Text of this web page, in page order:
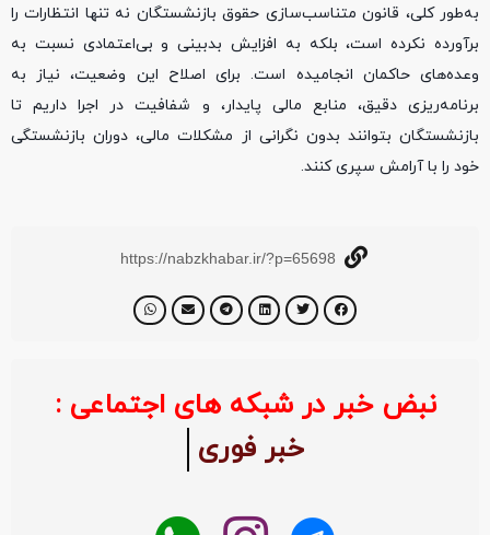
به‌طور کلی، قانون متناسب‌سازی حقوق بازنشستگان نه تنها انتظارات را
برآورده نکرده است، بلکه به افزایش بدبینی و بی‌اعتمادی نسبت به
وعده‌های حاکمان انجامیده است. برای اصلاح این وضعیت، نیاز به
برنامه‌ریزی دقیق، منابع مالی پایدار، و شفافیت در اجرا داریم تا
بازنشستگان بتوانند بدون نگرانی از مشکلات مالی، دوران بازنشستگی
خود را با آرامش سپری کنند.
https://nabzkhabar.ir/?p=65698
نبض خبر در شبکه های اجتماعی :
خبر فوری